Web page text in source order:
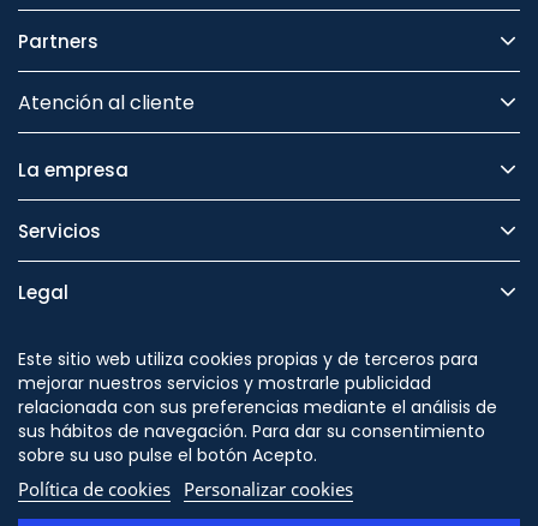
Partners
Atención al cliente
La empresa
Servicios
Legal
Seguridad
Este sitio web utiliza cookies propias y de terceros para
mejorar nuestros servicios y mostrarle publicidad
relacionada con sus preferencias mediante el análisis de
sus hábitos de navegación. Para dar su consentimiento
sobre su uso pulse el botón Acepto.
Política de cookies Personalizar cookies
Síguenos en